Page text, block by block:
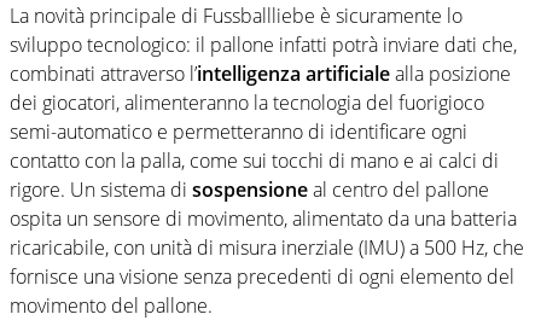
La novità principale di Fussballliebe è sicuramente lo
sviluppo tecnologico: il pallone infatti potrà inviare dati che,
combinati attraverso l’intelligenza artificialealla posizione
dei giocatori, alimenteranno la tecnologia del fuorigioco
semi-automatico e permetteranno di identificare ogni
contatto con la palla, come sui tocchi di mano e ai calci di
rigore. Un sistema di sospensioneal centro del pallone
ospita un sensore di movimento, alimentato da una batteria
ricaricabile, con unità di misura inerziale (IMU) a 500 Hz, che
fornisce una visione senza precedenti di ogni elemento del
movimento del pallone.